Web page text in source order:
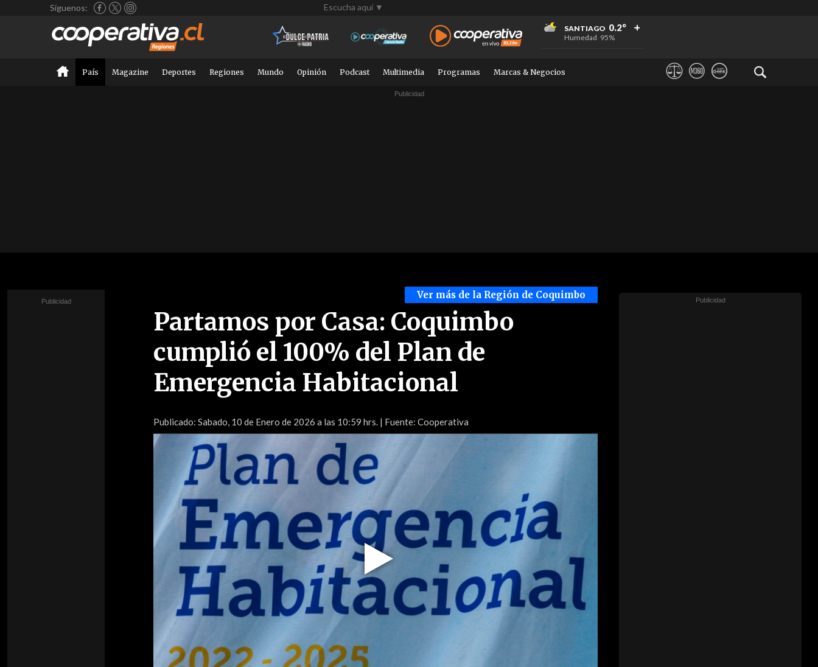
Síguenos: Escucha aquí ▼
SANTIAGO 0.2°
Humedad 95%
+
+
+
País Magazine Deportes Regiones Mundo Opinión Podcast Multimedia Programas Marcas & Negocios
Ver más de la Región de Coquimbo
Partamos por Casa: Coquimbo
cumplió el 100% del Plan de
Emergencia Habitacional
Publicado: Sabado, 10 de Enero de 2026 a las 10:59 hrs. | Fuente: Cooperativa
Play
Video